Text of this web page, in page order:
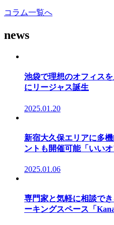
コラム一覧へ
news
池袋で理想のオフィス
にリージャス誕生
2025.01.20
新宿大久保エリアに多
ントも開催可能「いい
2025.01.06
専門家と気軽に相談で
ーキングスペース「